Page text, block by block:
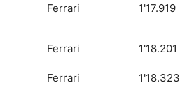
Ferrari 1'17.919
Ferrari 1'18.201
Ferrari 1'18.323